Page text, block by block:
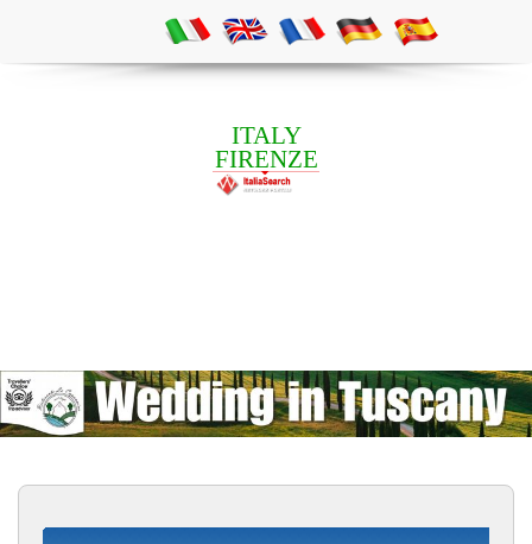
ITALY
FIRENZE